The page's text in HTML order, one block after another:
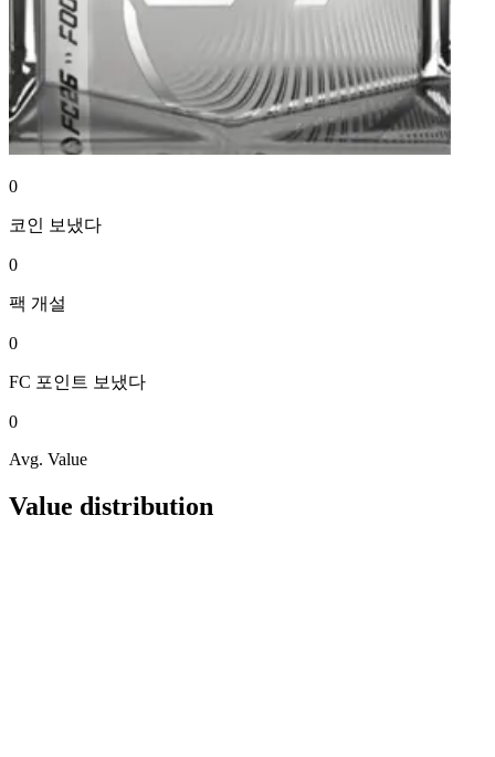
0
코인 보냈다
0
팩 개설
0
FC 포인트 보냈다
0
Avg. Value
Value distribution